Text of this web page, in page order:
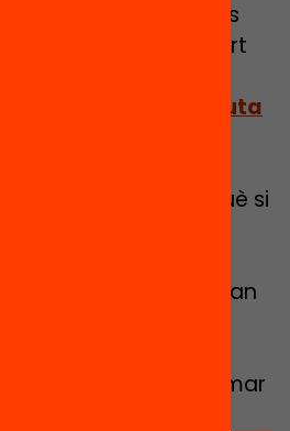
al llarg de la vida fos
L’eina del passaport
fer-ho.
Passaport Edunauta
recomanació?
us donaria és que
que ja existeix, perquè si
funciona és
la gent que s’hi
es contagia quan
sentir i a veure com
en la vida dels
quan tothom vol formar